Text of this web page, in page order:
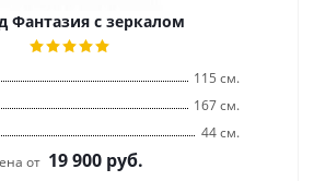
Фантазия с зеркалом
115 см.
167 см.
44 см.
от 19 900 руб.